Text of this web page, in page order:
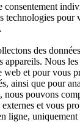
consentement
technologies
des
appareils. Nous
web et pour vous
ainsi que pour
pouvons
et vous
ligne,